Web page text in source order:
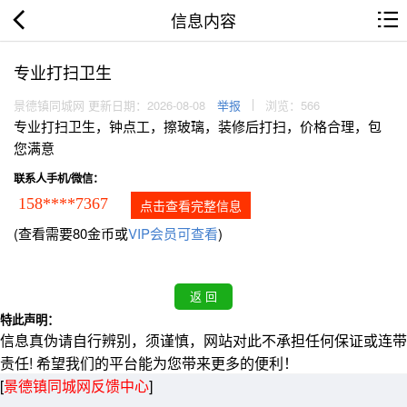
信息内容
专业打扫卫生
景德镇同城网 更新日期：2026-08-08 举报 浏览：566
专业打扫卫生，钟点工，擦玻璃，装修后打扫，价格合理，包
您满意
联系人手机/微信：
158****7367 点击查看完整信息
(查看需要80金币或VIP会员可查看)
特此声明：
信息真伪请自行辨别，须谨慎，网站对此不承担任何保证或连带
责任! 希望我们的平台能为您带来更多的便利！
[景德镇同城网反馈中心]